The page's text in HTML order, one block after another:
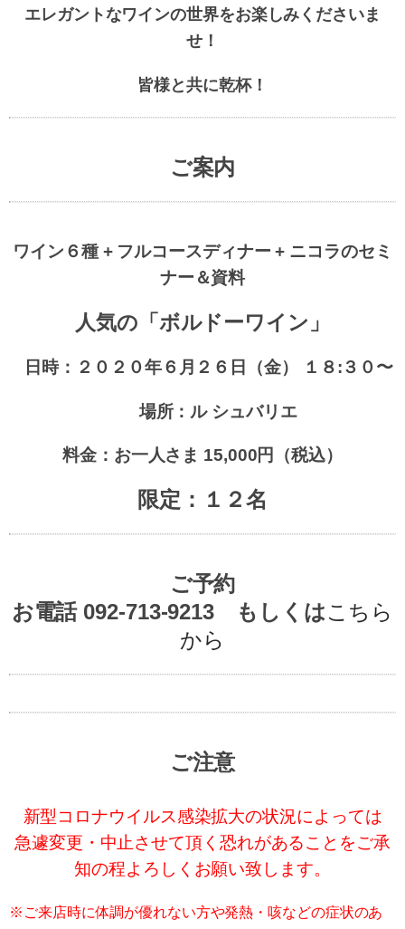
エレガントなワインの世界をお楽しみくださいま
せ！
皆様と共に乾杯！
ご案内
ワイン６種 + フルコースディナー + ニコラのセミ
ナー＆資料
人気の「ボルドーワイン」
日時：２０２０年６月２６日（金） １８:３０〜
場所：ル シュバリエ
料金：お一人さま 15,000円（税込）
限定：１２名
ご予約
お電話 092-713-9213 もしくはこちら
から
ご注意
新型コロナウイルス感染拡大の状況によっては
急遽変更・中止させて頂く恐れがあることをご承
知の程よろしくお願い致します。
※ご来店時に体調が優れない方や発熱・咳などの症状のあ